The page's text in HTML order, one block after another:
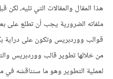
هذا المقال والمقالات التي تليه، لكن
ملفاته الضرورية يجب أن تطلع على
قوالب ووردبريس وتكون على دراية
من خلالها تطوير قالب ووردبريس
لعملية التطوير وهو ما سنناقشه في